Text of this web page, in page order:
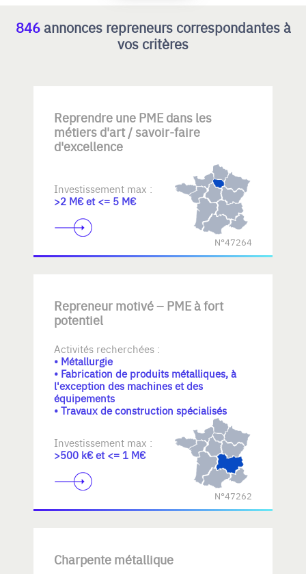
846annonces repreneurs correspondantes à
vos critères
Reprendre une PME dans les
métiers d'art / savoir-faire
d'excellence
Investissement max :
>2 M€ et <= 5 M€
N°47264
Repreneur motivé – PME à fort
potentiel
Activités recherchées :
• Métallurgie
• Fabrication de produits métalliques, à
l'exception des machines et des
équipements
• Travaux de construction spécialisés
Investissement max :
>500 k€ et <= 1 M€
N°47262
Charpente métallique